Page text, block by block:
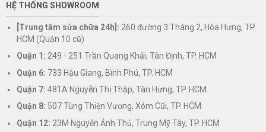
HỆ THỐNG SHOWROOM
[Trung tâm sửa chữa 24h]: 260 đường 3 Tháng 2, Hòa Hưng, TP.
HCM (Quận 10 cũ)
Quận 1: 249 - 251 Trần Quang Khải, Tân Định, TP. HCM
Quận 6: 733 Hậu Giang, Bình Phú, TP. HCM
Quận 7: 481A Nguyễn Thị Thập, Tân Hưng, TP. HCM
Quận 8: 507 Tùng Thiện Vương, Xóm Cũi, TP. HCM
Quận 12: 23M Nguyễn Ảnh Thủ, Trung Mỹ Tây, TP. HCM